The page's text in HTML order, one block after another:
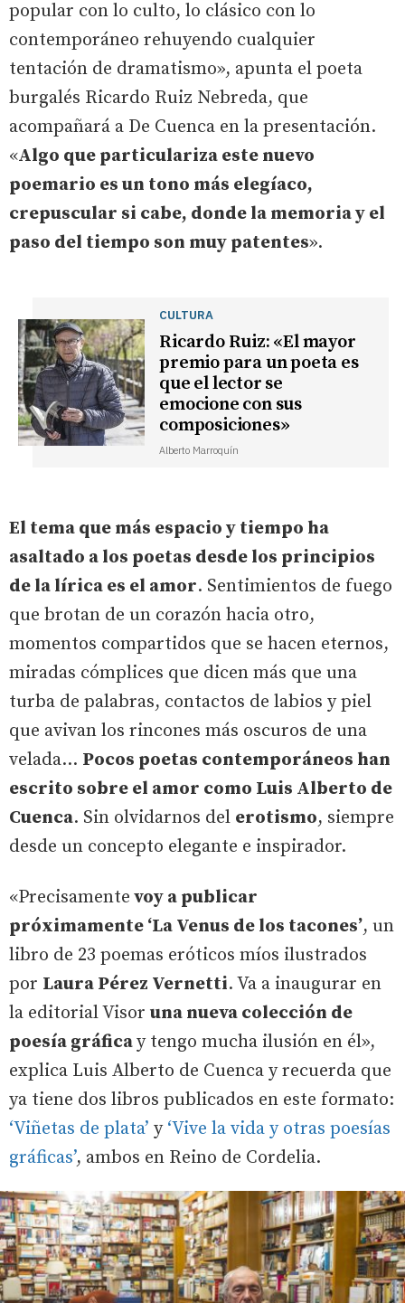
popular con lo culto, lo clásico con lo
contemporáneo rehuyendo cualquier
tentación de dramatismo», apunta el poeta
burgalés Ricardo Ruiz Nebreda, que
acompañará a De Cuenca en la presentación.
«Algo que particulariza este nuevo
poemario es un tono más elegíaco,
crepuscular si cabe, donde la memoria y el
paso del tiempo son muy patentes».
CULTURA
Ricardo Ruiz: «El mayor
premio para un poeta es
que el lector se
emocione con sus
composiciones»
Alberto Marroquín
El tema que más espacio y tiempo ha
asaltado a los poetas desde los principios
de la lírica es el amor. Sentimientos de fuego
que brotan de un corazón hacia otro,
momentos compartidos que se hacen eternos,
miradas cómplices que dicen más que una
turba de palabras, contactos de labios y piel
que avivan los rincones más oscuros de una
velada... Pocos poetas contemporáneos han
escrito sobre el amor como Luis Alberto de
Cuenca. Sin olvidarnos del erotismo, siempre
desde un concepto elegante e inspirador.
«Precisamente voy a publicar
próximamente ‘La Venus de los tacones’, un
libro de 23 poemas eróticos míos ilustrados
por Laura Pérez Vernetti. Va a inaugurar en
la editorial Visor una nueva colección de
poesía gráficay tengo mucha ilusión en él»,
explica Luis Alberto de Cuenca y recuerda que
ya tiene dos libros publicados en este formato:
‘Viñetas de plata’ y ‘Vive la vida y otras poesías
gráficas’, ambos en Reino de Cordelia.